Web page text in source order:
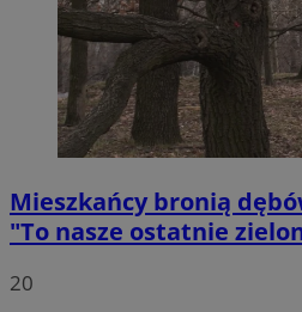
Mieszkańcy bronią
"To nasze ostatnie
20